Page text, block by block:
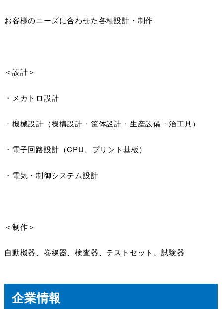
お客様のニーズに合わせた各種設計・制作
＜設計＞
・メカトロ設計
・機械設計（機構設計・筐体設計・生産設備・治工具）
・電子回路設計（CPU、プリント基板）
・電気・制御システム設計
＜制作＞
自動機器、巻線器、検査器、テストセット、試験器
企業情報